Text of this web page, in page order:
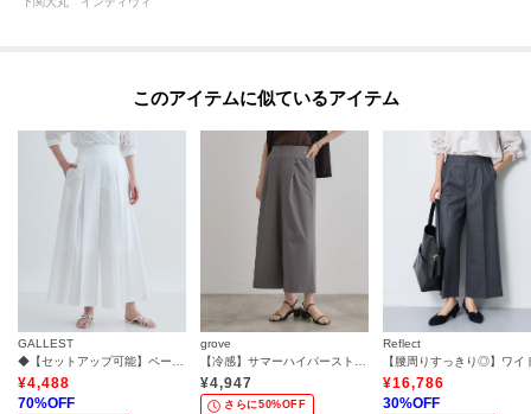
このアイテムに似ているアイテム
GALLEST
◆【セットアップ可能】ペーパーライクタックフレアパンツ
¥4,488
70%OFF
grove
【冷感】サマーハイパーストレッチワイドパンツ
¥4,947
さらに50%OFF
Reflect
¥16,786
30%OFF